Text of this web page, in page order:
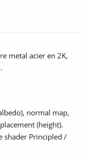
metal acier en 2K,
normal map,
(height).
shader Principled /